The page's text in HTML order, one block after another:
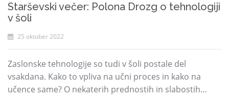
Starševski večer: Polona Drozg o tehnologiji
v šoli
25 oktober 2022
Zaslonske tehnologije so tudi v šoli postale del
vsakdana. Kako to vpliva na učni proces in kako na
učence same? O nekaterih prednostih in slabostih…